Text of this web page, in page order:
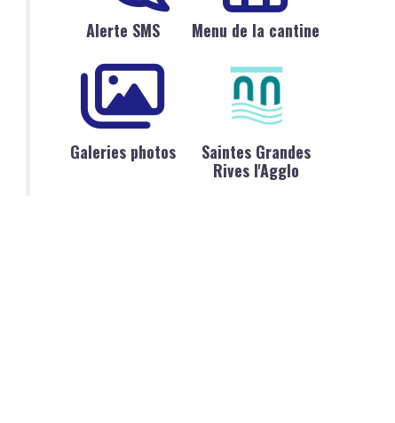
Alerte SMS Menu de la cantine
Galeries photos
Saintes Grandes
Rives l'Agglo